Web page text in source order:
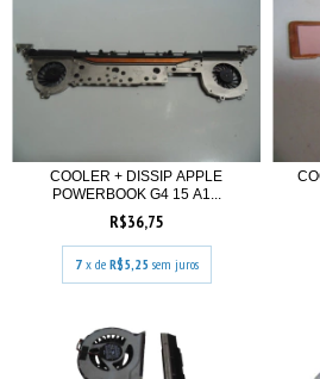
COOLER + DISSIP APPLE
POWERBOOK G4 15 A1...
R$36,75
7 x de R$5,25 sem juros